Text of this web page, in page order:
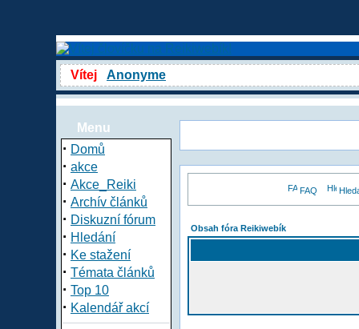
Vítej Anonyme
Menu
· Domů
· akce
· Akce_Reiki
· Archív článků
· Diskuzní fórum
· Hledání
· Ke stažení
· Témata článků
· Top 10
· Kalendář akcí
FAQ
Obsah fóra Reikiwebík